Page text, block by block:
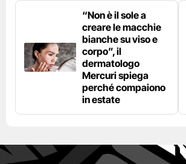
“Non è il sole a
creare le macchie
bianche su viso e
corpo”, il
dermatologo
Mercuri spiega
perché compaiono
in estate